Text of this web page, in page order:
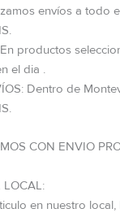
envíos a todo
productos
el dia .
Dentro de
CON ENVIO
LOCAL:
en nuestro